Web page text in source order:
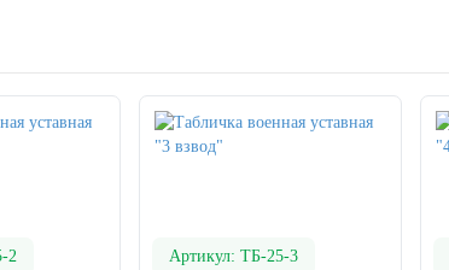
2 Артикул: ТБ-25-3